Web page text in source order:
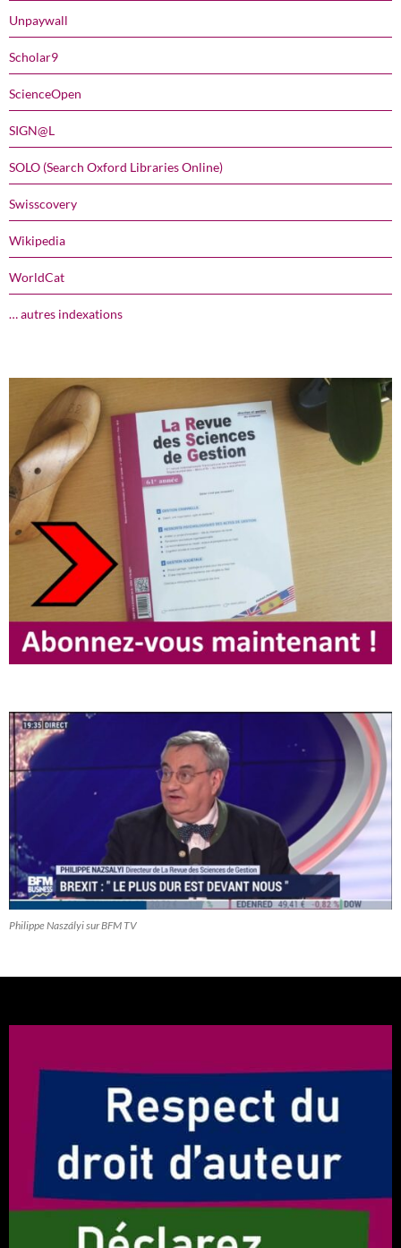
Unpaywall
Scholar9
ScienceOpen
SIGN@L
SOLO (Search Oxford Libraries Online)
Swisscovery
Wikipedia
WorldCat
… autres indexations
Philippe Naszályi sur BFM TV